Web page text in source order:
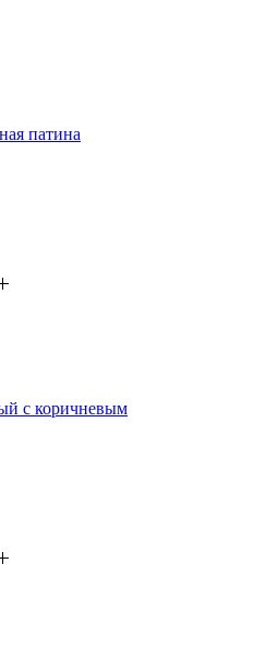
патина
с коричневым